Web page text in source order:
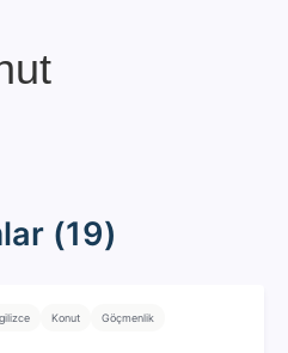
(19)
Konut Göçmenlik